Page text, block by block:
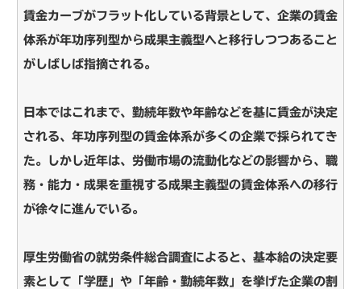
賃金カーブがフラット化している背景として、企業の賃金
体系が年功序列型から成果主義型へと移行しつつあること
がしばしば指摘される。
日本ではこれまで、勤続年数や年齢などを基に賃金が決定
される、年功序列型の賃金体系が多くの企業で採られてき
た。しかし近年は、労働市場の流動化などの影響から、職
務・能力・成果を重視する成果主義型の賃金体系への移行
が徐々に進んでいる。
厚生労働省の就労条件総合調査によると、基本給の決定要
素として「学歴」や「年齢・勤続年数」を挙げた企業の割